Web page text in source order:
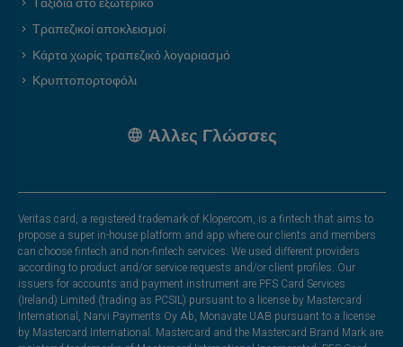
Ταξίδια στο εξωτερικό
Τραπεζικοί αποκλεισμοί
Κάρτα χωρίς τραπεζικό λογαριασμό
Κρυπτοπορτοφόλι
Άλλες Γλώσσες
Veritas card, a registered trademark of Klopercom, is a fintech that aims to
propose a super in-house platform and app where our clients and members
can choose fintech and non-fintech services. We used different providers
according to product and/or service requests and/or client profiles. Our
issuers for accounts and payment instrument are PFS Card Services
(Ireland) Limited (trading as PCSIL) pursuant to a license by Mastercard
International, Narvi Payments Oy Ab, Monavate UAB pursuant to a license
by Mastercard International. Mastercard and the Mastercard Brand Mark are